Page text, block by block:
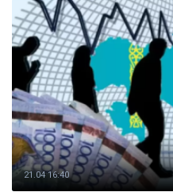
21.04 16:40